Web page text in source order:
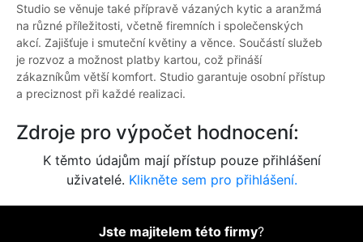
Studio se věnuje také přípravě vázaných kytic a aranžmá
na různé příležitosti, včetně firemních i společenských
akcí. Zajišťuje i smuteční květiny a věnce. Součástí služeb
je rozvoz a možnost platby kartou, což přináší
zákazníkům větší komfort. Studio garantuje osobní přístup
a preciznost při každé realizaci.
Zdroje pro výpočet hodnocení:
K těmto údajům mají přístup pouze přihlášení
uživatelé. Klikněte sem pro přihlášení.
Jste majitelem této firmy?